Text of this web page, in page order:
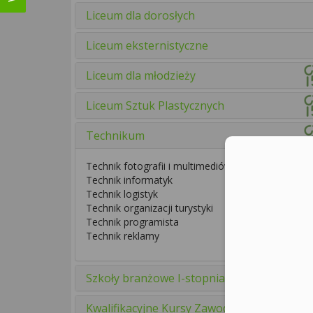
Liceum dla dorosłych
Liceum eksternistyczne
Liceum dla młodzieży
Liceum Sztuk Plastycznych
Technikum
Technik fotografii i multimediów
Technik informatyk
Technik logistyk
Technik organizacji turystyki
Technik programista
Technik reklamy
Szkoły branżowe I-stopnia
Kwalifikacyjne Kursy Zawodowe